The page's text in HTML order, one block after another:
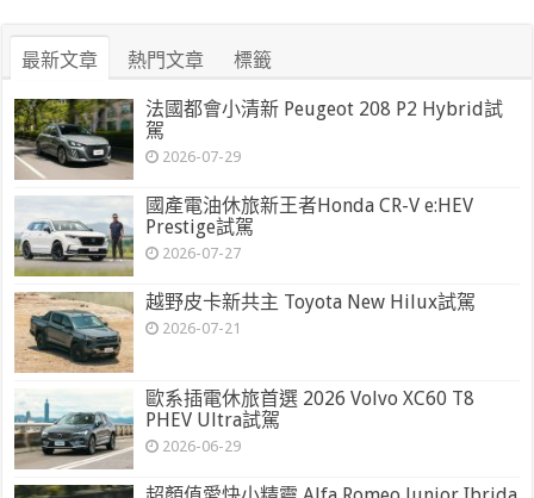
最新文章 熱門文章 標籤
法國都會小清新 Peugeot 208 P2 Hybrid試
駕
2026-07-29
國產電油休旅新王者Honda CR-V e:HEV
Prestige試駕
2026-07-27
越野皮卡新共主 Toyota New Hilux試駕
2026-07-21
歐系插電休旅首選 2026 Volvo XC60 T8
PHEV Ultra試駕
2026-06-29